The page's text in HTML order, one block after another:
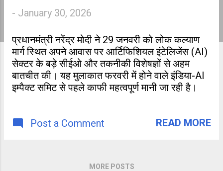
- January 30, 2026
प्रधानमंत्री नरेंद्र मोदी ने 29 जनवरी को लोक कल्याण
मार्ग स्थित अपने आवास पर आर्टिफिशियल इंटेलिजेंस (AI)
सेक्टर के बड़े सीईओ और तकनीकी विशेषज्ञों से अहम
बातचीत की। यह मुलाकात फरवरी में होने वाले इंडिया-AI
इम्पैक्ट समिट से पहले काफी महत्वपूर्ण मानी जा रही है।
Post a Comment READ MORE
MORE POSTS